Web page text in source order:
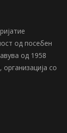
од посебен
од 1958
со